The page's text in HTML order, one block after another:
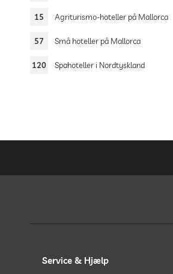
15 Agriturismo-hoteller på Mallorca
57 Små hoteller på Mallorca
120 Spahoteller i Nordtyskland
Service & Hjælp